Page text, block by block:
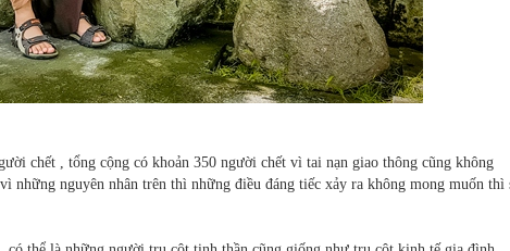
chết , tổng cộng có khoản 350 người chết vì tai nạn giao thông cũng không
những nguyên nhân trên thì những điều đáng tiếc xảy ra không mong muốn thì